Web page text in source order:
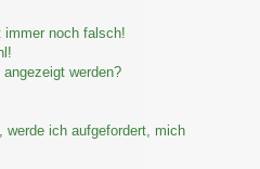
immer noch falsch!
werden?
ich aufgefordert, mich